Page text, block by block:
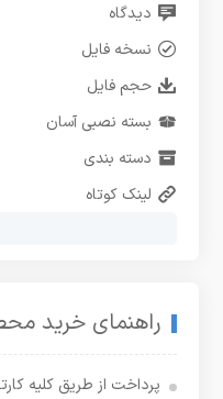
دیدگاه
نسخه فایل
حجم فایل
بسته نصبی آسان
دسته بندی
لینک کوتاه
راهنمای خرید
پرداخت از طریق کلیه